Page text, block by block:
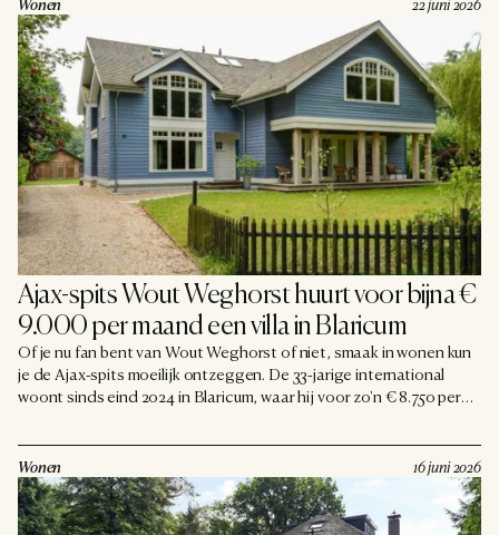
Wonen 22 juni 2026
Ajax-spits Wout Weghorst huurt voor bijna €
9.000 per maand een villa in Blaricum
Of je nu fan bent van Wout Weghorst of niet, smaak in wonen kun
je de Ajax-spits moeilijk ontzeggen. De 33-jarige international
woont sinds eind 2024 in Blaricum, waar hij voor zo'n € 8.750 per
een van de mooiere plekken geldt.
Wonen 16 juni 2026